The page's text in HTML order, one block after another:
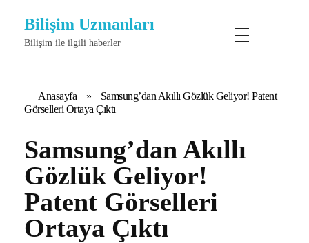
Bilişim Uzmanları
Bilişim ile ilgili haberler
Anasayfa »
Samsung’dan Akıllı Gözlük Geliyor! Patent
Görselleri Ortaya Çıktı
Samsung’dan Akıllı
Gözlük Geliyor!
Patent Görselleri
Ortaya Çıktı